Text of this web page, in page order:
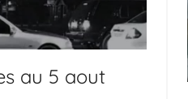
au 5 aout